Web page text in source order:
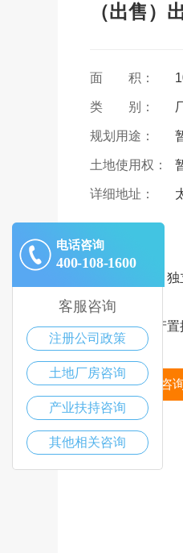
（出售）
面 积：
类 别：
规划用途：
土地使用权：
详细地址：
| 描述
大院，场地，
等。
可用市内房产置
在线咨
电话咨询
400-108-1600
客服咨询
注册公司政策
土地厂房咨询
产业扶持咨询
其他相关咨询